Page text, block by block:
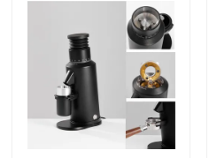
プロダクト
VRショー